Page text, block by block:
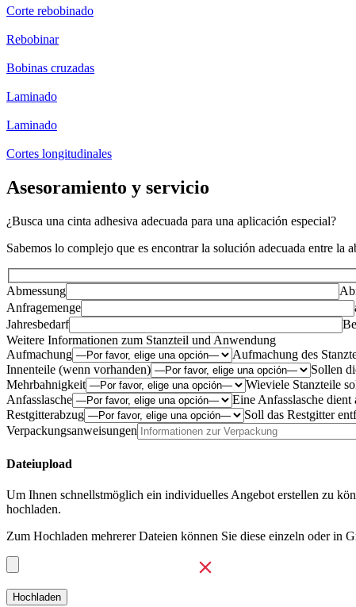
Corte rebobinado
Rebobinar
Bobinas cruzadas
Laminado
Laminado
Cortes longitudinales
Asesoramiento y servicio
¿Busca una cinta adhesiva adecuada para una aplicación especial?
Sabemos lo complejo que es encontrar la solución adecuada entre la
Abmessung
Anfragemenge
Jahresbedarf
Weitere Informationen zum Stanzteil und Anwendung
Aufmachung
Aufmachung des
Innenteile (wenn vorhanden)
Sollen
Mehrbahnigkeit
Wieviele Stanzteile
Anfasslasche
Eine Anfasslasche
Restgitterabzug
Soll das Restgitter
Verpackungsanweisungen
Dateiupload
Um Ihnen schnellstmöglich ein individuelles Angebot erstellen zu
hochladen.
Zum Hochladen mehrerer Dateien können Sie diese einzeln oder in